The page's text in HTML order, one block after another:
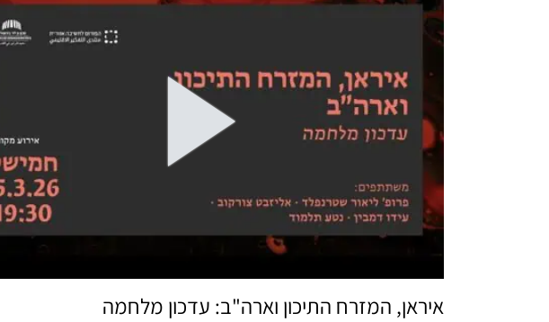
איראן, המזרח התיכון וארה"ב: עדכון מלחמה